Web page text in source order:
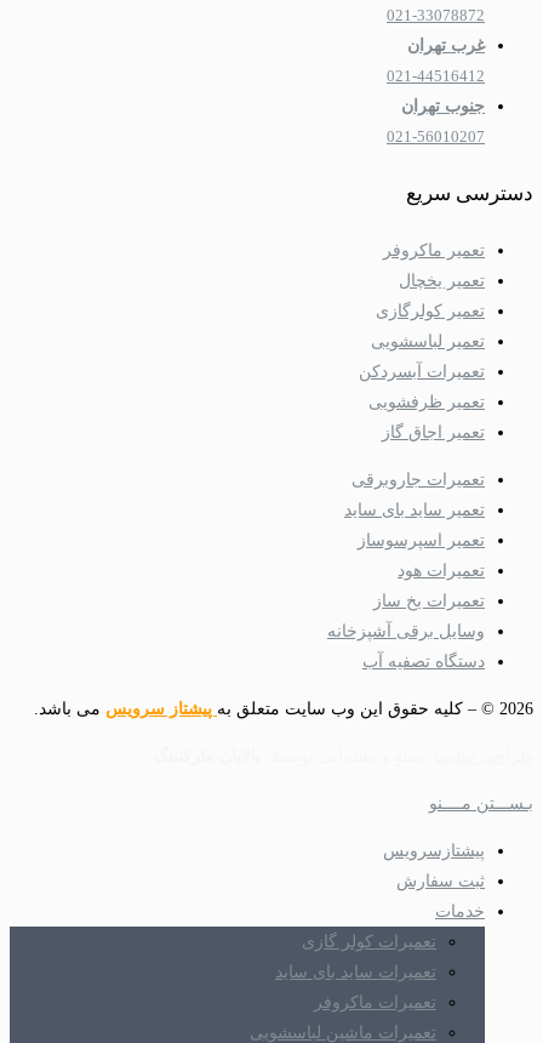
021-33078872
غرب تهران
021-44516412
جنوب تهران
021-56010207
دسترسی سریع
تعمیر ماکروفر
تعمیر یخچال
تعمیر کولرگازی
تعمیر لباسشویی
تعمیرات آبسردکن
تعمیر ظرفشویی
تعمیر اجاق گاز
تعمیرات جاروبرقی
تعمیر ساید بای ساید
تعمیر اسپرسوساز
تعمیرات هود
تعمیرات یخ ساز
وسایل برقی آشپزخانه
دستگاه تصفیه آب
2026 © – کلیه حقوق این وب سایت متعلق به پیشتاز سرویس می باشد.
بـســـتن مــــنو
پیشتازسرویس
ثبت سفارش
خدمات
تعمیرات کولر گازی
تعمیرات ساید بای ساید
تعمیرات ماکروفر
تعمیرات ماشین لباسشویی